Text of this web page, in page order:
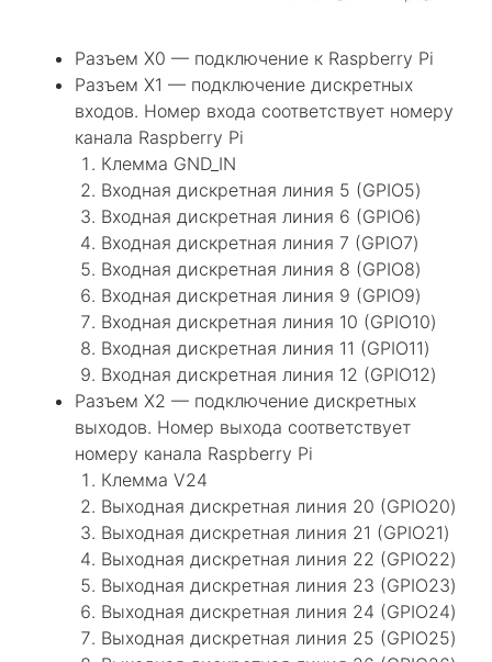
Разъем X0 — подключение к Raspberry Pi
Разъем X1 — подключение дискретных
входов. Номер входа соответствует номеру
канала Raspberry Pi
Клемма GND_IN
Входная дискретная линия 5 (GPIO5)
Входная дискретная линия 6 (GPIO6)
Входная дискретная линия 7 (GPIO7)
Входная дискретная линия 8 (GPIO8)
Входная дискретная линия 9 (GPIO9)
Входная дискретная линия 10 (GPIO10)
Входная дискретная линия 11 (GPIO11)
Входная дискретная линия 12 (GPIO12)
Разъем X2 — подключение дискретных
выходов. Номер выхода соответствует
номеру канала Raspberry Pi
Клемма V24
Выходная дискретная линия 20 (GPIO20)
Выходная дискретная линия 21 (GPIO21)
Выходная дискретная линия 22 (GPIO22)
Выходная дискретная линия 23 (GPIO23)
Выходная дискретная линия 24 (GPIO24)
Выходная дискретная линия 25 (GPIO25)